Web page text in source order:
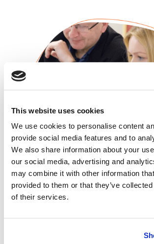
This website uses cookies
We use cookies to personalise content
provide social media features and to
We also share information about your
our social media, advertising and
may combine it with other information
provided to them or that they’ve
of their services.
Genomika – zaprojektuj swój
maj 9, 2017|Artykuły,Innowacje
Genom. Z biologicznego punktu
pojedynczego zestawu
o naszej przyszłości. Genomika,